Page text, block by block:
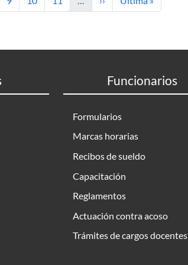
Funcionarios
Formularios
Marcas horarias
Recibos de sueldo
Capacitación
Reglamentos
Actuación contra acoso
Trámites de cargos docentes